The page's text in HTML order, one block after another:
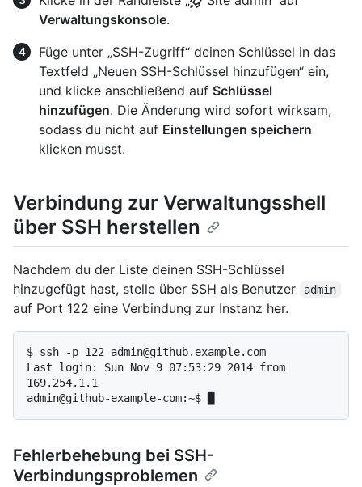
Verwaltungskonsole.
Füge unter „SSH-Zugriff“ deinen Schlüssel in das
Textfeld „Neuen SSH-Schlüssel hinzufügen“ ein,
und klicke anschließend auf Schlüssel
hinzufügen. Die Änderung wird sofort wirksam,
sodass du nicht auf Einstellungen speichern
klicken musst.
Verbindung zur Verwaltungsshell
über SSH herstellen
Nachdem du der Liste deinen SSH-Schlüssel
hinzugefügt hast, stelle über SSH als Benutzer
admin
auf Port 122 eine Verbindung zur Instanz her.
$ ssh -p 122 admin@github.example.com
Last login: Sun Nov 9 07:53:29 2014 from
169.254.1.1
Fehlerbehebung bei SSH-
Verbindungsproblemen